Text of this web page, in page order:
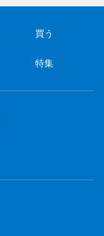
買う
特集